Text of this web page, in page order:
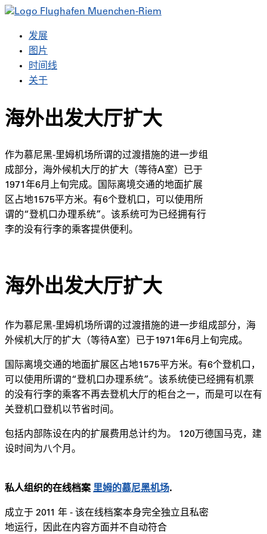
发展
图片
时间线
关于
海外出发大厅扩大
作为慕尼黑-里姆机场所谓的过渡措施的进一步组
成部分，海外候机大厅的扩大（等待A室）已于
1971年6月上旬完成。国际离境交通的地面扩展
区占地1575平方米。有6个登机口，可以使用所
谓的“登机口办理系统”。该系统可为已经拥有行
李的没有行李的乘客提供便利。
海外出发大厅扩大
作为慕尼黑-里姆机场所谓的过渡措施的进一步组成部分，海
外候机大厅的扩大（等待A室）已于1971年6月上旬完成。
国际离境交通的地面扩展区占地1575平方米。有6个登机口，
可以使用所谓的“登机口办理系统”。该系统使已经拥有机票
的没有行李的乘客不再去登机大厅的柜台之一，而是可以在有
关登机口登机以节省时间。
包括内部陈设在内的扩展费用总计约为。 120万德国马克，建
设时间为八个月。
私人组织的在线档案 里姆的慕尼黑机场.
成立于 2011 年 - 该在线档案本身完全独立且私密
地运行，因此在内容方面并不自动符合